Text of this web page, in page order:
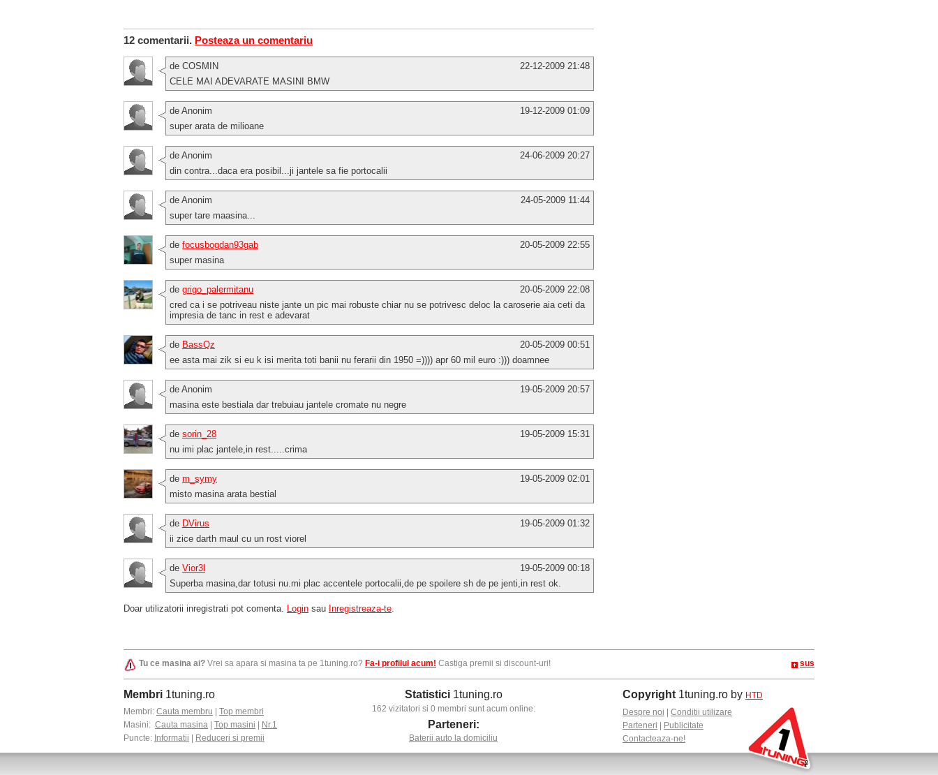
12 comentarii. Posteaza un comentariu
22-12-2009 21:48
de COSMIN
CELE MAI ADEVARATE MASINI BMW
19-12-2009 01:09
de Anonim
super arata de milioane
24-06-2009 20:27
de Anonim
din contra...daca era posibil...ji jantele sa fie portocalii
24-05-2009 11:44
de Anonim
super tare maasina...
20-05-2009 22:55
de focusbogdan93gab
super masina
20-05-2009 22:08
de grigo_palermitanu
cred ca i se potriveau niste jante un pic mai robuste chiar nu se potrivesc deloc la caroserie aia ceti da
impresia de tanc in rest e adevarat
20-05-2009 00:51
de BassQz
ee asta mai zik si eu k isi merita toti banii nu ferarii din 1950 =)))) apr 60 mil euro :))) doamnee
19-05-2009 20:57
de Anonim
masina este bestiala dar trebuiau jantele cromate nu negre
19-05-2009 15:31
de sorin_28
nu imi plac jantele,in rest.....crima
19-05-2009 02:01
de m_symy
misto masina arata bestial
19-05-2009 01:32
de DVirus
ii zice darth maul cu un rost viorel
19-05-2009 00:18
de Vior3l
Superba masina,dar totusi nu.mi plac accentele portocalii,de pe spoilere sh de pe jenti,in rest ok.
Doar utilizatorii inregistrati pot comenta. Login sau Inregistreaza-te
Tu ce masina ai? Vrei sa apara si masina ta pe 1tuning.ro? Fa-i profilul acum! Castiga premii si discount-uri! sus
Membri 1tuning.ro
Membri: Cauta membru
Top membri
Masini: Cauta masina Top masini
Nr.1
Puncte: Informatii Reduceri si premii
Statistici 1tuning.ro
162 vizitatori si 0 membri sunt acum online:
Parteneri:
Baterii auto la domiciliu
Copyright 1tuning.ro by HTD
Despre noi
Conditii utilizare
Parteneri
Publicitate
Contacteaza-ne!